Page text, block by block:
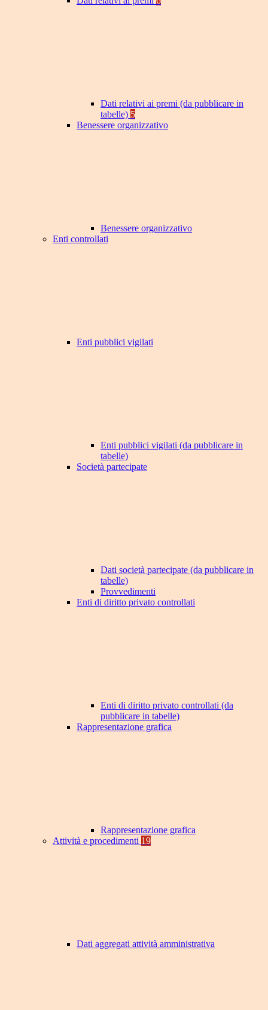
Dati relativi ai premi (da pubblicare in
tabelle) 5
Benessere organizzativo
Benessere organizzativo
Enti controllati
Enti pubblici vigilati
Enti pubblici vigilati (da pubblicare in
tabelle)
Società partecipate
Dati società partecipate (da pubblicare in
tabelle)
Provvedimenti
Enti di diritto privato controllati
Enti di diritto privato controllati (da
pubblicare in tabelle)
Rappresentazione grafica
Rappresentazione grafica
Attività e procedimenti 19
Dati aggregati attività amministrativa